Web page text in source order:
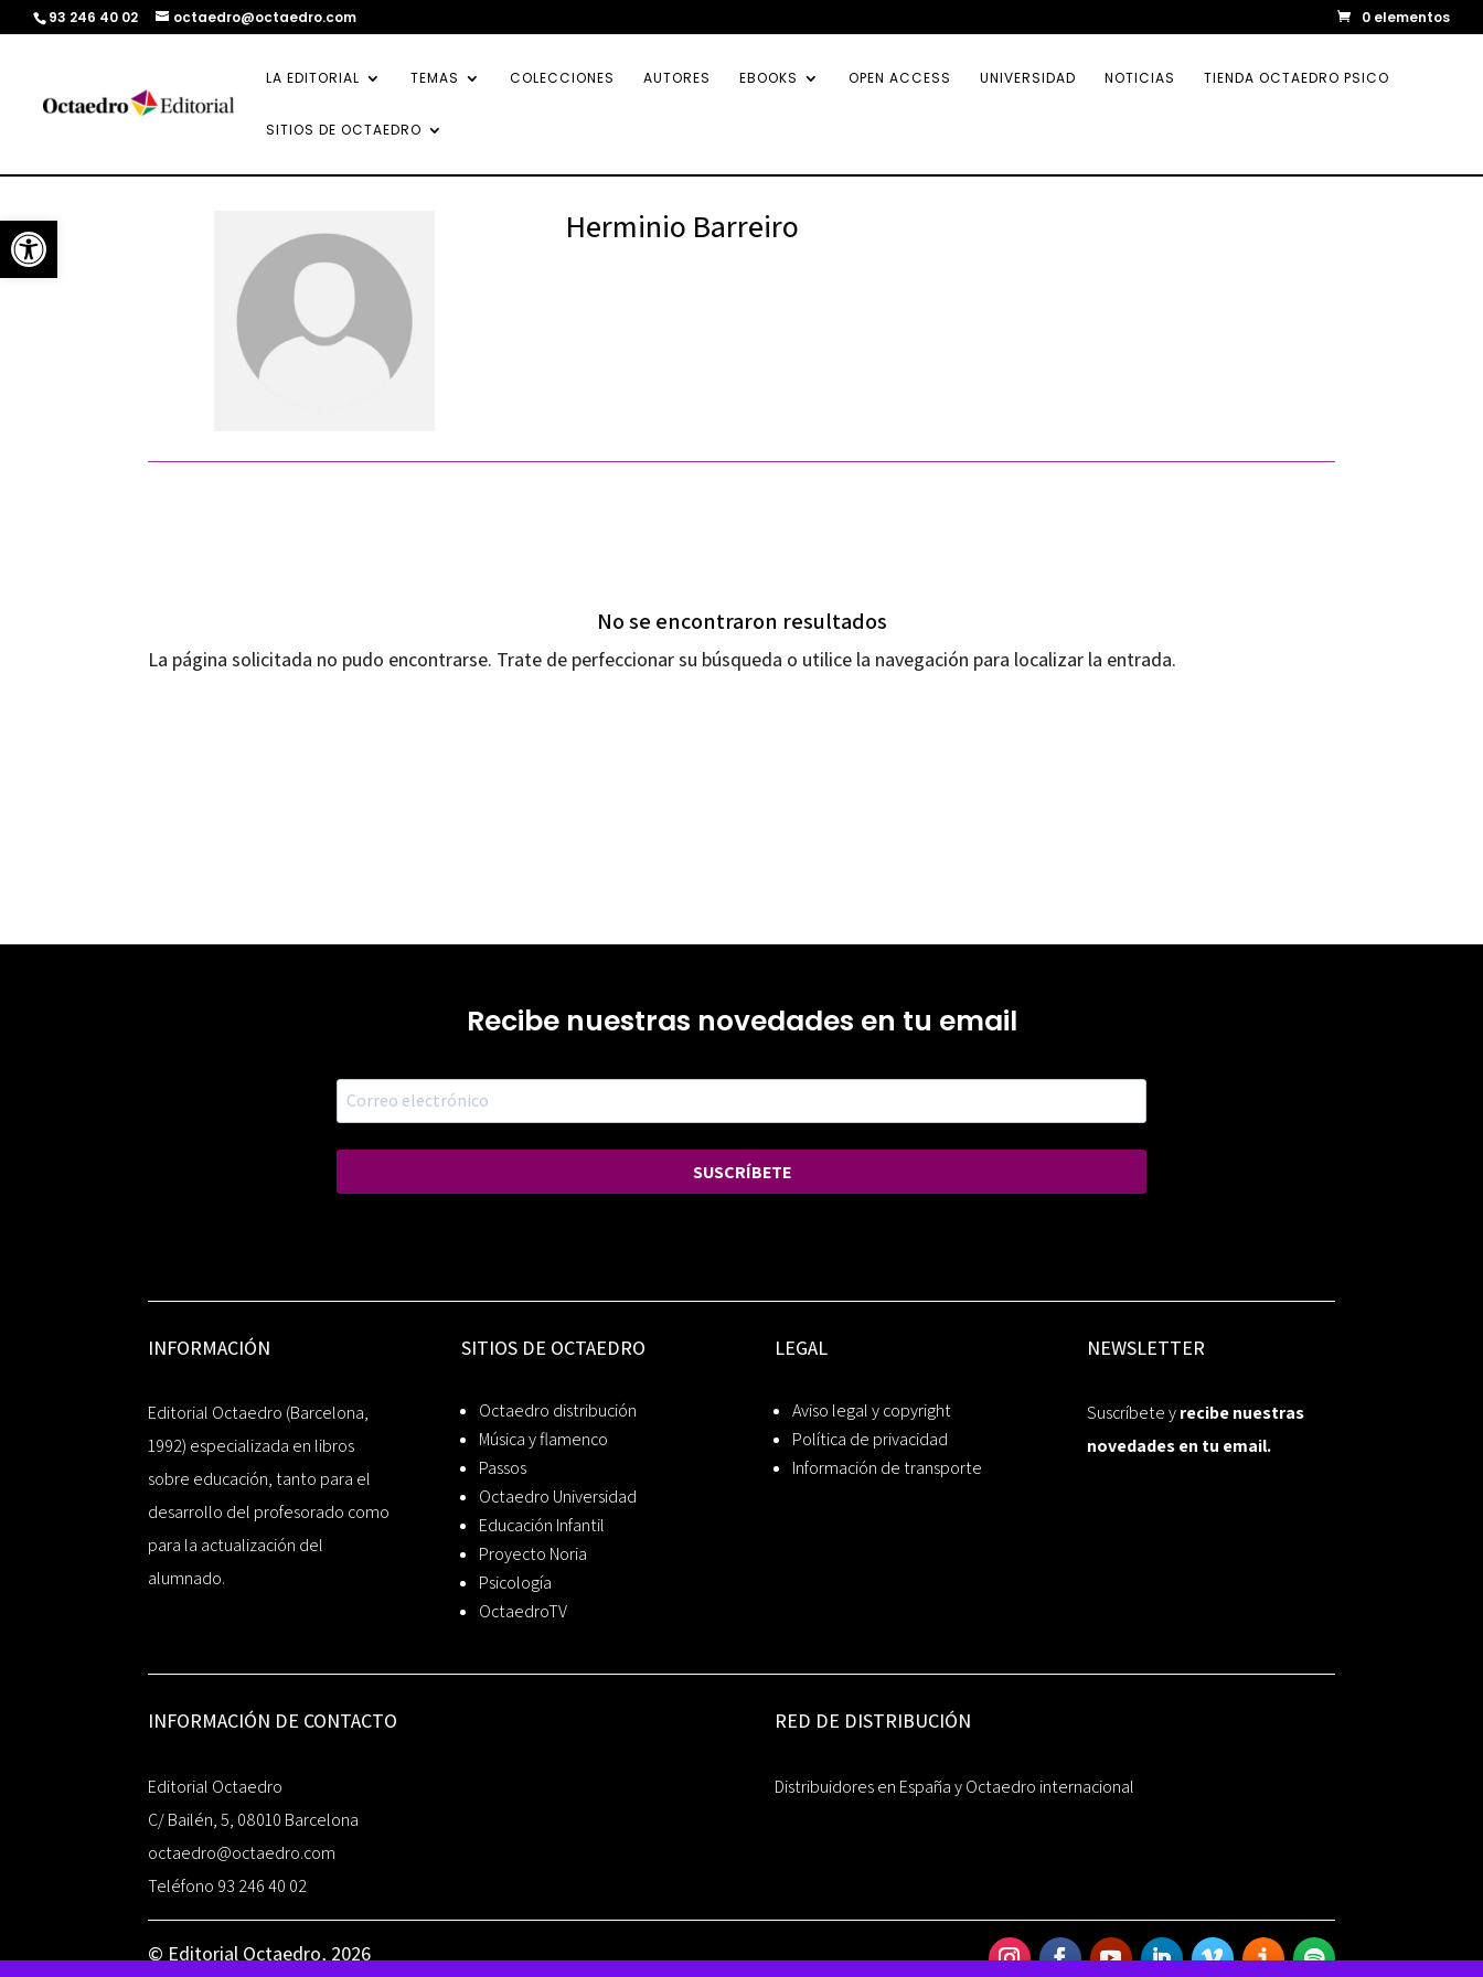
Abrir barra de herramientas
93 246 40 02 octaedro@octaedro.com 0 elementos
LA EDITORIAL TEMAS COLECCIONES AUTORES EBOOKS OPEN ACCESS UNIVERSIDAD NOTICIAS TIENDA OCTAEDRO PSICO
SITIOS DE OCTAEDRO
Herminio Barreiro
No se encontraron resultados
La página solicitada no pudo encontrarse. Trate de perfeccionar su búsqueda o utilice la navegación para localizar la entrada.
Recibe nuestras novedades en tu email
SUSCRÍBETE
INFORMACIÓN
Editorial Octaedro (Barcelona,
1992) especializada en libros
sobre educación, tanto para el
desarrollo del profesorado como
para la actualización del
alumnado.
SITIOS DE OCTAEDRO
Octaedro distribución
Música y flamenco
Passos
Octaedro Universidad
Educación Infantil
Proyecto Noria
Psicología
OctaedroTV
LEGAL
Aviso legal y copyright
Política de privacidad
Información de transporte
NEWSLETTER
Suscríbete yrecibe nuestras
novedades en tu email.
INFORMACIÓN DE CONTACTO
Editorial Octaedro
C/ Bailén, 5, 08010 Barcelona
octaedro@octaedro.com
Teléfono 93 246 40 02
RED DE DISTRIBUCIÓN
Distribuidores en España y Octaedro internacional
© Editorial Octaedro, 2026